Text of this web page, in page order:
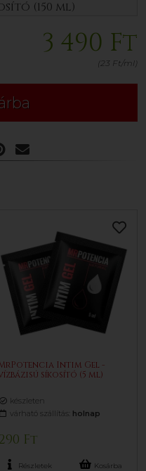
(150 ml)
3 490 Ft
(23 Ft/ml)
Intim Gel -
síkosító (5 ml)
készleten
várható szállítás: holnap
290 Ft
Részletek Kosárba